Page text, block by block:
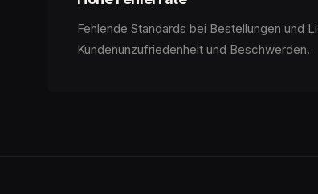
Fehlende Standards bei Bestellungen und
Kundenunzufriedenheit und Beschwerden.